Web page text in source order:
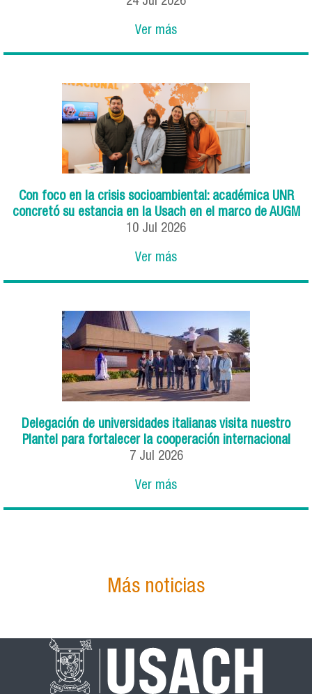
Ver más
Con foco en la crisis socioambiental: académica UNR
concretó su estancia en la Usach en el marco de AUGM
10 Jul 2026
Ver más
Delegación de universidades italianas visita nuestro
Plantel para fortalecer la cooperación internacional
7 Jul 2026
Ver más
Más noticias